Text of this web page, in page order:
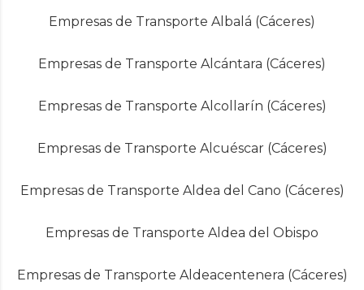
Empresas de Transporte Albalá (Cáceres)
Empresas de Transporte Alcántara (Cáceres)
Empresas de Transporte Alcollarín (Cáceres)
Empresas de Transporte Alcuéscar (Cáceres)
Empresas de Transporte Aldea del Cano (Cáceres)
Empresas de Transporte Aldea del Obispo
Empresas de Transporte Aldeacentenera (Cáceres)